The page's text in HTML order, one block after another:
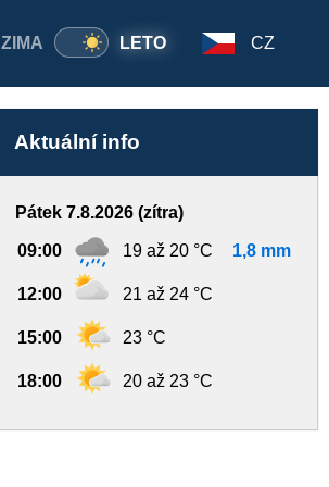
ZIMA LETO CZ
Aktuální info
Pátek 7.8.2026 (zítra)
09:00 19 až 20 °C 1,8 mm
12:00 21 až 24 °C
15:00 23 °C
18:00 20 až 23 °C